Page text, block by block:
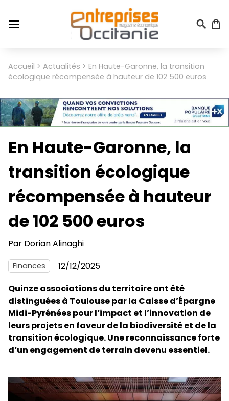
au
contenu
Menu
du
de
l'utilisateur
Fil
d'Ariane
Accueil Actualités
En Haute-Garonne, la transition
écologique récompensée à hauteur de 102 500 euros
En Haute-Garonne, la
transition écologique
récompensée à hauteur
de 102 500 euros
Par Dorian Alinaghi
Finances
12/12/2025
Quinze associations du territoire ont été
distinguées à Toulouse par la Caisse d’Épargne
Midi-Pyrénées pour l’impact et l’innovation de
leurs projets en faveur de la biodiversité et de la
transition écologique. Une reconnaissance forte
d’un engagement de terrain devenu essentiel.